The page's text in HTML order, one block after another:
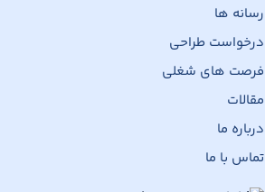
رسانه ها
درخواست طراحی
فرصت های شغلی
مقالات
درباره ما
تماس با ما